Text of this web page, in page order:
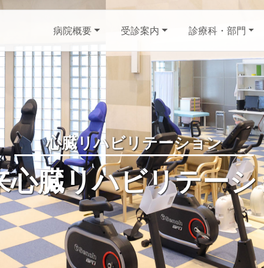
病院概要 受診案内 診療科・部門
心臓リハビリテーション
心臓リハビリテーシ